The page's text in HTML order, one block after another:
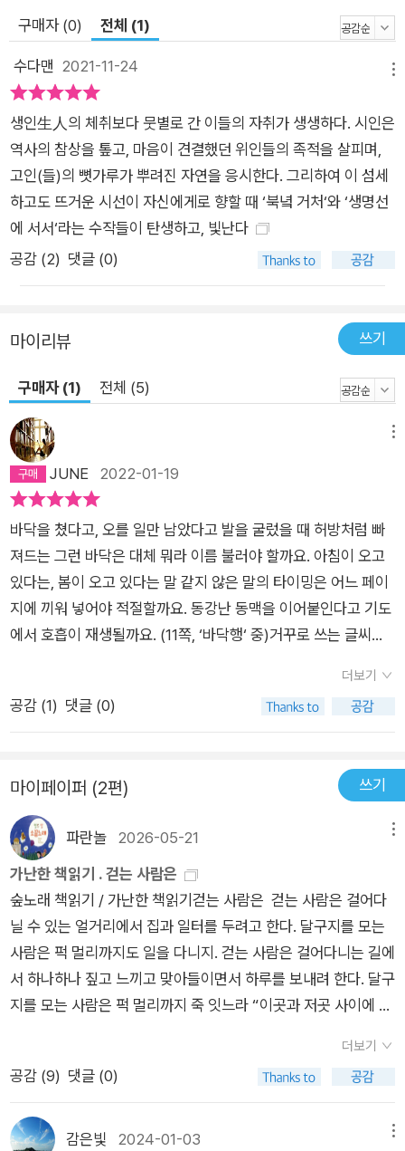
구매자 (0) 전체 (1)
수다맨 2021-11-24
생인生人의 체취보다 뭇별로 간 이들의 자취가 생생하다. 시인은
역사의 참상을 톺고, 마음이 견결했던 위인들의 족적을 살피며,
고인(들)의 뼛가루가 뿌려진 자연을 응시한다. 그리하여 이 섬세
하고도 뜨거운 시선이 자신에게로 향할 때 ‘북녘 거처‘와 ‘생명선
에 서서‘라는 수작들이 탄생하고, 빛난다
공감 (2) 댓글 (0)
마이리뷰 쓰기
구매자 (1) 전체 (5)
JUNE 2022-01-19
바닥을 쳤다고, 오를 일만 남았다고 발을 굴렀을 때 허방처럼 빠
져드는 그런 바닥은 대체 뭐라 이름 불러야 할까요. 아침이 오고
있다는, 봄이 오고 있다는 말 같지 않은 말의 타이밍은 어느 페이
지에 끼워 넣어야 적절할까요. 동강난 동맥을 이어붙인다고 기도
에서 호흡이 재생될까요. (11쪽, ‘바닥행‘ 중)거꾸로 쓰는 글씨는
른 것이 되는, 글씨를 쓰는 자신을 글씨를 보는 자신이 들여다보
게 되는. (33쪽, ‘좌수 박창섭‘ 중)꽃이 간헐적으로 이 세상에 다
녀가듯이좀 길기는 하지만 우리 사랑도 간헐적으로이 세상에 다
녀가는 것이 아닐는지요. (36쪽, ‘간헐한 사랑‘ 중)고비에서는 길
을 모르는 양은 길을 잃지도 잃을 길도 없었네오직 길을 아는 인
간만이 길을 잃고 헤매던 날이 있었네. (51쪽, ‘착시‘ 중)마음을 가
두어 놓고 살아야 한다. 내 몸은 내 몸에게 기대어 살아갈 수 없으
니내 몸은 내 몸을 품어 줄 수도 없으니몸속 가장 먼 마음에라도
기대며 살아야 한다그래도 마음이 몸과 한통속일 때 가장 자유로
운 법 (95쪽, ‘마음의 방향‘ 중)가고 싶은 곳에 앞장서 가는 발을
따라나서리라머물고 싶은 곳에 발과 함께 머물리라 마음먹어 본
다발이 머리가 되고 머리가 발이 되어 생각해 본다머리가 발 같고
발이 머리같이 살아갈 날을 생각해 본다 (105쪽, ‘발에게 베개를‘
림을 보고 계실 당신이 있으니까요벌써 향기를 맡고 계시는군요
한 폭의 그림입니다다만 그 봄날 함께할 수 없어서 서러울 따름입
니다 (112쪽, ‘봄소식‘)
더보기
공감 (1) 댓글 (0)
마이페이퍼 (2편) 쓰기
파란놀 2026-05-21
가난한 책읽기 . 걷는 사람은
숲노래 책읽기 / 가난한 책읽기걷는 사람은 걷는 사람은 걸어다
닐 수 있는 얼거리에서 집과 일터를 두려고 한다. 달구지를 모는
사람은 퍽 멀리까지도 일을 다니지. 걷는 사람은 걸어다니는 길에
서 하나하나 짚고 느끼고 맞아들이면서 하루를 보내려 한다. 달구
지를 모는 사람은 퍽 멀리까지 죽 잇느라 “이곳과 저곳 사이에 있
인 일본말이다. 이 일본말을 쓰는 곳에 따라서 뜻과 쓰임새가 확
다르다. 그러나 어느 곳에서 이 일본말을 쓰든 ‘둘레’나 ‘터전’이
나 ‘삶터’를 가리킨다. 때로는 ‘마을’을 가리킨다. ‘같이’나 ‘함
께’나 ‘나란히’를 가리키기도 하지만, ‘남’과 ‘나라’나 ‘바깥’을 가
더보기
공감 (9) 댓글 (0)
감은빛 2024-01-03